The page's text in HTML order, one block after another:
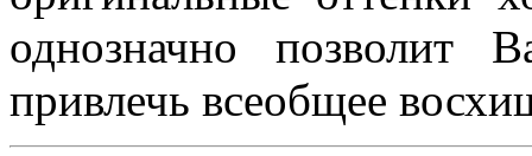
однозначно позволит
привлечь всеобщее